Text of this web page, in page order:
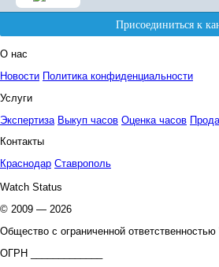
О нас
Новости Политика конфиденциальности
Услуги
Экспертиза Выкуп часов Оценка часов
Контакты
Краснодар Ставрополь
Watch Status
© 2009 — 2026
Общество с ограниченной
ОГРН _____________